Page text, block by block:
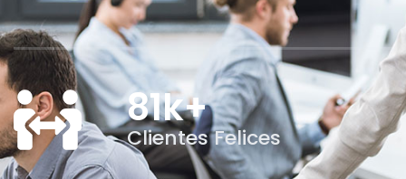
81k+
Clientes Felices